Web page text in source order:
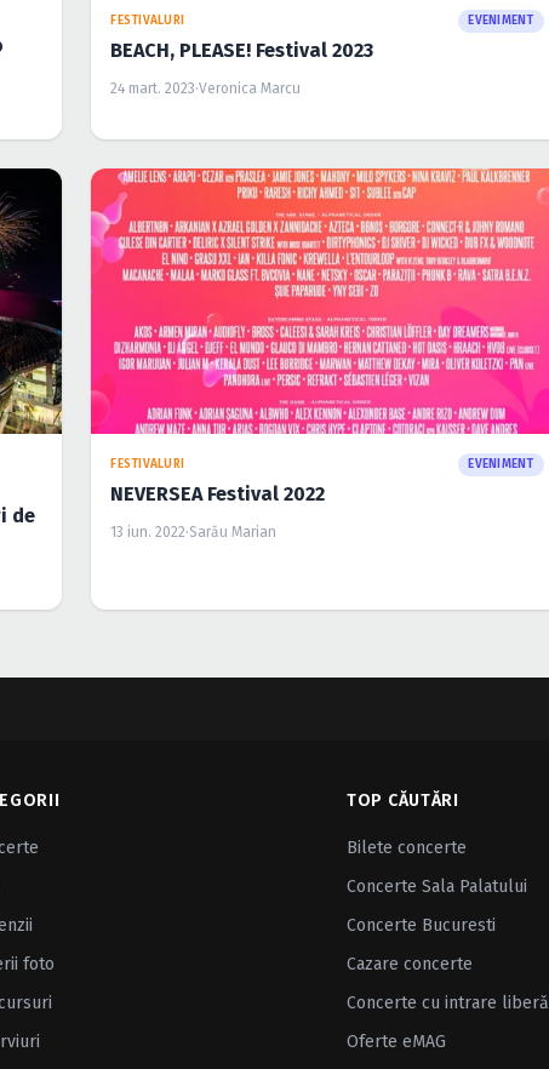
FESTIVALURI EVENIMENT
BEACH, PLEASE! Festival 2023
24 mart. 2023·Veronica Marcu
de
FESTIVALURI EVENIMENT
NEVERSEA Festival 2022
13 iun. 2022·Sarău Marian
foto
TOP CĂUTĂRI
Bilete concerte
Concerte Sala Palatului
Concerte Bucuresti
Cazare concerte
Concerte cu intrare liberă
Oferte eMAG